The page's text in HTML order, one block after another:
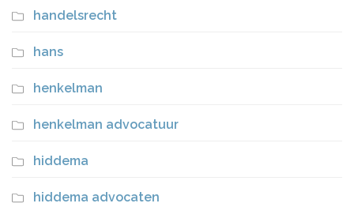
handelsrecht
hans
henkelman
henkelman advocatuur
hiddema
hiddema advocaten